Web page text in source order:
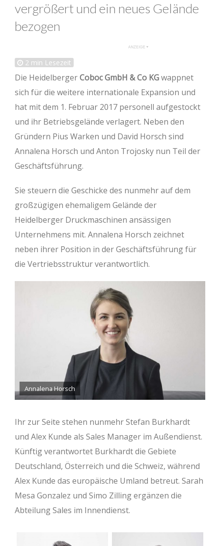
vergrößert und ein neues Gelände
bezogen
2 min Lesezeit
Die HeidelbergerCoboc GmbH & Co KGwappnet
sich für die weitere internationale Expansion und
hat mit dem 1. Februar 2017 personell aufgestockt
und ihr Betriebsgelände verlagert. Neben den
Gründern Pius Warken und David Horsch sind
Annalena Horsch und Anton Trojosky nun Teil der
Geschäftsführung.
Sie steuern die Geschicke des nunmehr auf dem
großzügigen ehemaligem Gelände der
Heidelberger Druckmaschinen ansässigen
Unternehmens mit. Annalena Horsch zeichnet
neben ihrer Position in der Geschäftsführung für
die Vertriebsstruktur verantwortlich.
Annalena Horsch
Ihr zur Seite stehen nunmehr Stefan Burkhardt
und Alex Kunde als Sales Manager im Außendienst.
Künftig verantwortet Burkhardt die Gebiete
Deutschland, Österreich und die Schweiz, während
Alex Kunde das europäische Umland betreut. Sarah
Mesa Gonzalez und Simo Zilling ergänzen die
Abteilung Sales im Innendienst.